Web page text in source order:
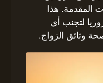
المقدمة. هذا
لتجنب أي
وثائق الزواج.